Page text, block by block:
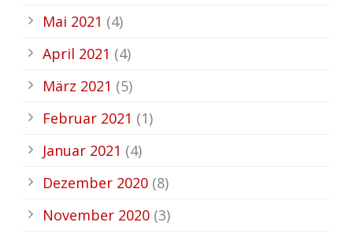
Mai 2021 (4)
April 2021 (4)
März 2021 (5)
Februar 2021 (1)
Januar 2021 (4)
Dezember 2020 (8)
November 2020 (3)